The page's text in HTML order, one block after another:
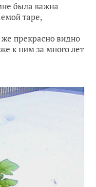
была важна
таре,
же прекрасно видно
к ним за много лет